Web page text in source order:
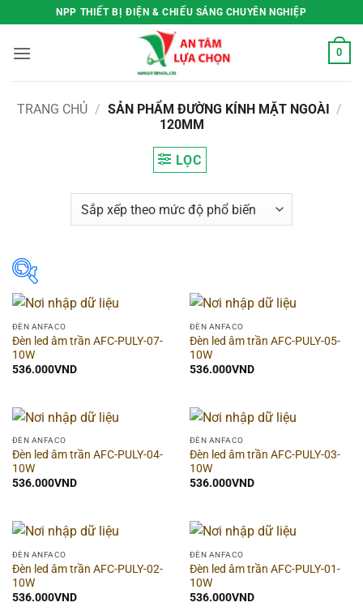
qua
nội
NPP THIẾT BỊ ĐIỆN & CHIẾU SÁNG CHUYÊN NGHIỆP
0
TRANG CHỦ / SẢN PHẨM ĐƯỜNG KÍNH MẶT NGOÀI /
120MM
LỌC
Hình dạng
Thời gian bảo hành
Chất liệu
Chống nước (IP)
ĐÈN ANFACO
Đèn led âm trần AFC-PULY-07-
10W
536.000VND
ĐÈN ANFACO
Đèn led âm trần AFC-PULY-05-
10W
536.000VND
ĐÈN ANFACO
Đèn led âm trần AFC-PULY-04-
10W
536.000VND
ĐÈN ANFACO
Đèn led âm trần AFC-PULY-03-
10W
536.000VND
ĐÈN ANFACO
Đèn led âm trần AFC-PULY-02-
10W
536.000VND
ĐÈN ANFACO
Đèn led âm trần AFC-PULY-01-
10W
536.000VND